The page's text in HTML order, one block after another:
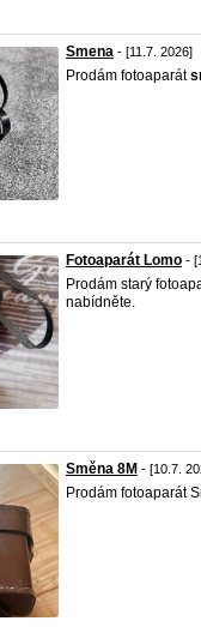
Smena - [11.7. 2026]
Prodám fotoaparát
Fotoaparát Lomo -
Prodám starý
nabídněte.
Směna 8M - [10.7.
Prodám fotoaparát